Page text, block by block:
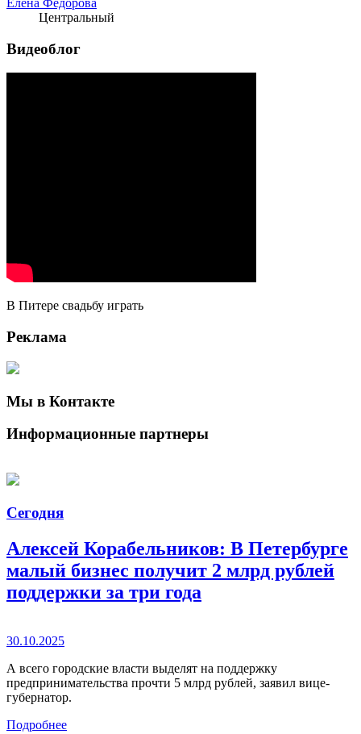
Елена Федорова
Центральный
Видеоблог
В Питере свадьбу играть
Реклама
Мы в Контакте
Информационные партнеры
Сегодня
Алексей Корабельников: В Петербурге
малый бизнес получит 2 млрд рублей
поддержки за три года
30.10.2025
А всего городские власти выделят на поддержку
предпринимательства прочти 5 млрд рублей, заявил вице-
губернатор.
Подробнее